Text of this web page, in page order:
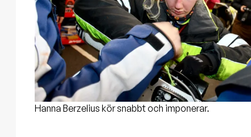
Hanna Berzelius kör snabbt och imponerar.